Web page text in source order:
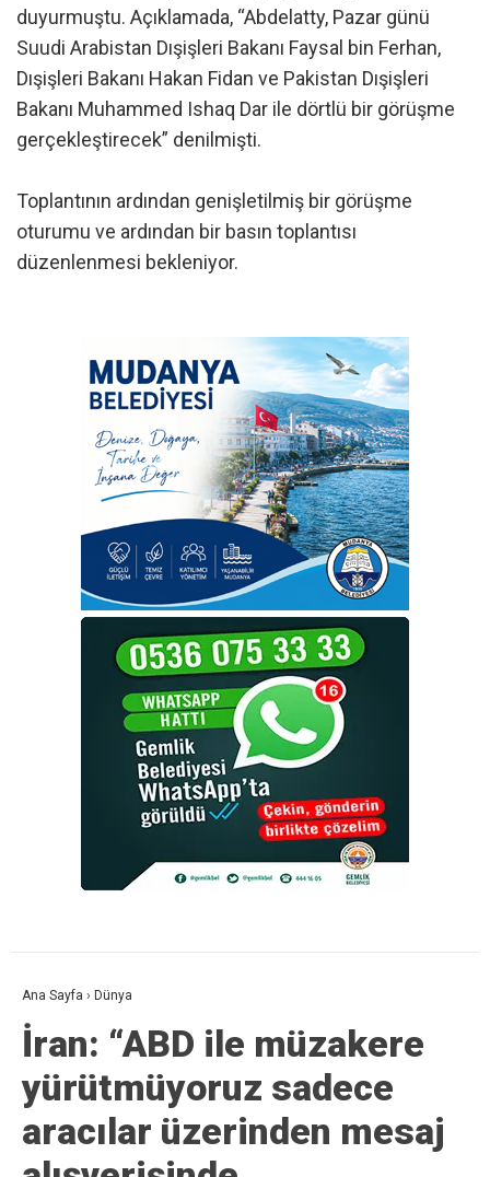
duyurmuştu. Açıklamada, “Abdelatty, Pazar günü
Suudi Arabistan Dışişleri Bakanı Faysal bin Ferhan,
Dışişleri Bakanı Hakan Fidan ve Pakistan Dışişleri
Bakanı Muhammed Ishaq Dar ile dörtlü bir görüşme
gerçekleştirecek” denilmişti.
Toplantının ardından genişletilmiş bir görüşme
oturumu ve ardından bir basın toplantısı
düzenlenmesi bekleniyor.
Ana Sayfa › Dünya
İran: “ABD ile müzakere
yürütmüyoruz sadece
aracılar üzerinden mesaj